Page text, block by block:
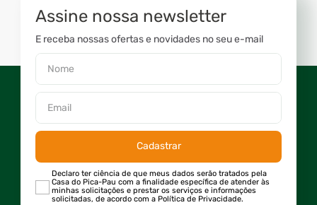
Assine nossa newsletter
E receba nossas ofertas e novidades no seu e-mail
Cadastrar
Declaro ter ciência de que meus dados serão tratados pela
Casa do Pica-Pau com a finalidade específica de atender às
minhas solicitações e prestar os serviços e informações
solicitadas, de acordo com a Política de Privacidade.